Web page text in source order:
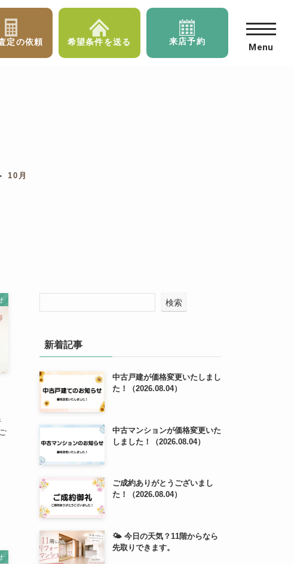
定の依頼 希望条件を送る 来店予約
Menu
10月
検索
新着記事
中古戸建が価格変更いたしまし
た！（2026.08.04）
中古マンションが価格変更いた
しました！（2026.08.04）
ご成約ありがとうございまし
た！（2026.08.04）
🌤️ 今日の天気？11階からなら
先取りできます。